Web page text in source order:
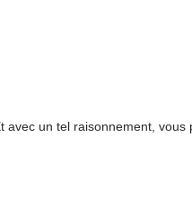
avec un tel raisonnement,